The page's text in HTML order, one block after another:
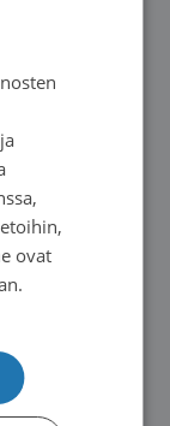
ja
ei liity
SWEDISH
ovat